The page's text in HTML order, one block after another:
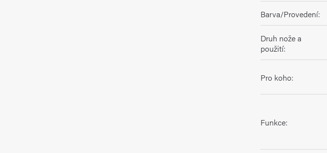
Barva/Provedení:
Druh nože a
použití:
Pro koho:
Funkce: